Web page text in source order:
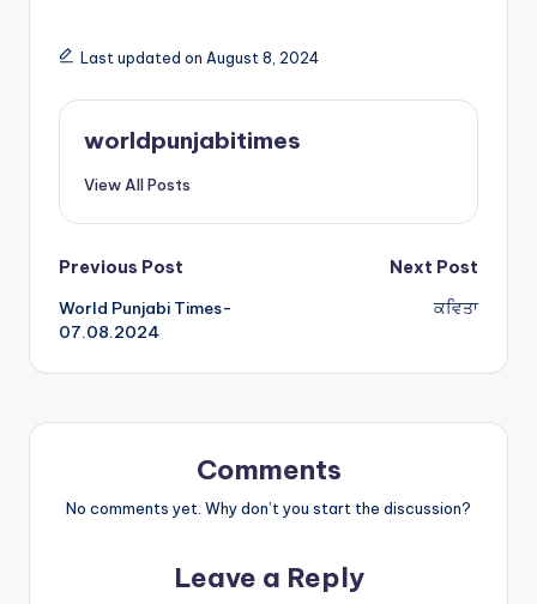
a
ts
A
p
ar
e
Last updated on August 8, 2024
worldpunjabitimes
View All Posts
Post
navigation
Previous Post
World Punjabi Times-
07.08.2024
Next Post
ਕਵਿਤਾ
Comments
No comments yet. Why don’t you start the discussion?
Leave a Reply